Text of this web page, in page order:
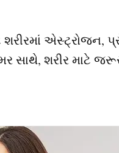
શરીરમાં એસ્ટ્રોજન,
સાથે, શરીર માટે